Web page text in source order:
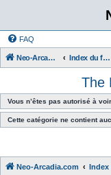
FAQ
Neo-Arcadia.com Index du forum
The
Vous n’êtes pas autorisé à
Cette catégorie ne contient
Neo-Arcadia.com Index